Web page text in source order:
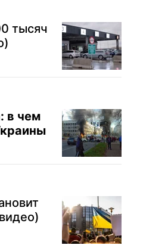
тысяч
в чем